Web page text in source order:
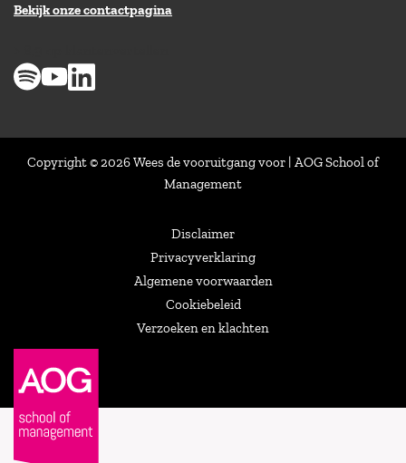
Bekijk onze contactpagina
Copyright © 2026 Wees de vooruitgang voor | AOG School of
Management
Disclaimer
Privacyverklaring
Algemene voorwaarden
Cookiebeleid
Verzoeken en klachten